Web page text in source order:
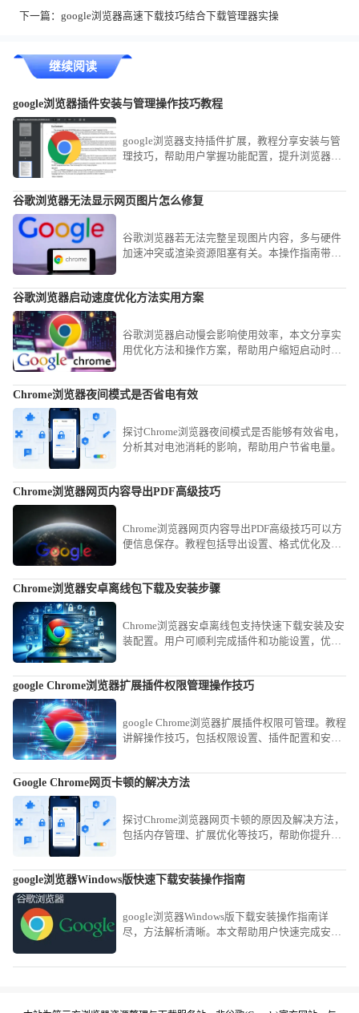
下一篇： google浏览器高速下载技巧结合下载管理器实操
继续阅读
google浏览器插件安装与管理操作技巧教程
google浏览器支持插件扩展，教程分享安装与管
理技巧，帮助用户掌握功能配置，提升浏览器使
谷歌浏览器无法显示网页图片怎么修复
谷歌浏览器若无法完整呈现图片内容，多与硬件
加速冲突或渲染资源阻塞有关。本操作指南带您
谷歌浏览器启动速度优化方法实用方案
谷歌浏览器启动慢会影响使用效率，本文分享实
用优化方法和操作方案，帮助用户缩短启动时
Chrome浏览器夜间模式是否省电有效
探讨Chrome浏览器夜间模式是否能够有效省电，
分析其对电池消耗的影响，帮助用户节省电量。
Chrome浏览器网页内容导出PDF高级技巧
Chrome浏览器网页内容导出PDF高级技巧可以方
便信息保存。教程包括导出设置、格式优化及快
Chrome浏览器安卓离线包下载及安装步骤
Chrome浏览器安卓离线包支持快速下载安装及安
装配置。用户可顺利完成插件和功能设置，优化
google Chrome浏览器扩展插件权限管理操作技巧
google Chrome浏览器扩展插件权限可管理。教程
讲解操作技巧，包括权限设置、插件配置和安全
Google Chrome网页卡顿的解决方法
探讨Chrome浏览器网页卡顿的原因及解决方法，
包括内存管理、扩展优化等技巧，帮助你提升浏
google浏览器Windows版快速下载安装操作指南
google浏览器Windows版下载安装操作指南详
尽，方法解析清晰。本文帮助用户快速完成安装